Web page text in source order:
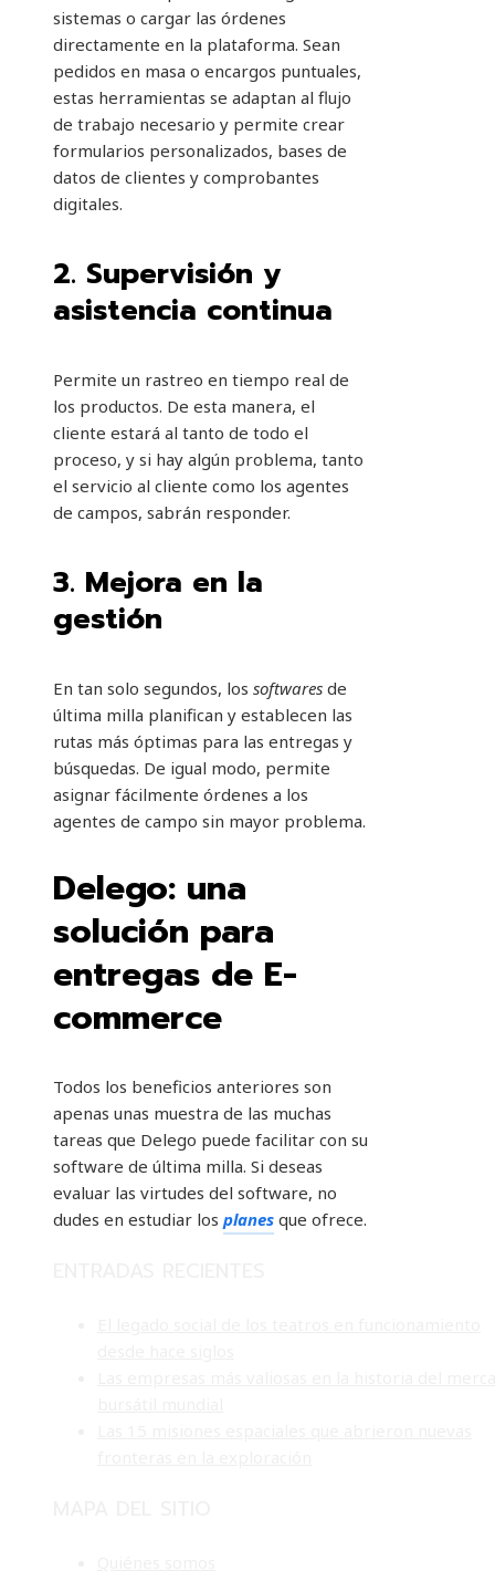
sistemas o cargar las órdenes
directamente en la plataforma. Sean
pedidos en masa o encargos puntuales,
estas herramientas se adaptan al flujo
de trabajo necesario y permite crear
formularios personalizados, bases de
datos de clientes y comprobantes
digitales.
2. Supervisión y
asistencia continua
Permite un rastreo en tiempo real de
los productos. De esta manera, el
cliente estará al tanto de todo el
proceso, y si hay algún problema, tanto
el servicio al cliente como los agentes
de campos, sabrán responder.
3. Mejora en la
gestión
En tan solo segundos, los softwares de
última milla planifican y establecen las
rutas más óptimas para las entregas y
búsquedas. De igual modo, permite
asignar fácilmente órdenes a los
agentes de campo sin mayor problema.
Delego: una
solución para
entregas de E-
commerce
Todos los beneficios anteriores son
apenas unas muestra de las muchas
tareas que Delego puede facilitar con su
software de última milla. Si deseas
evaluar las virtudes del software, no
dudes en estudiar los planes que ofrece.